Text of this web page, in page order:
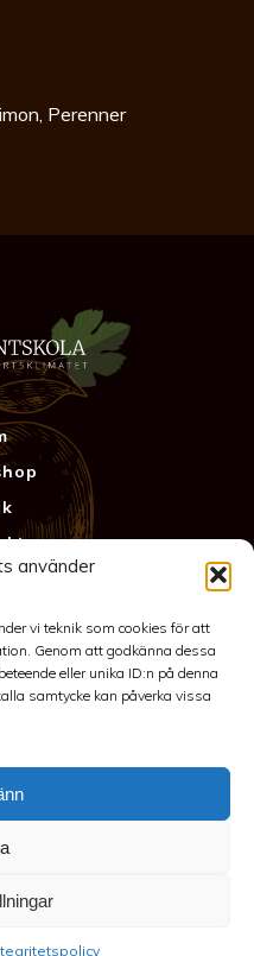
använder
vi teknik som cookies för att
Genom att godkänna dessa
eller unika ID:n på denna
samtycke kan påverka vissa
Perenner
plantskola
Spakarp 1, 575 95